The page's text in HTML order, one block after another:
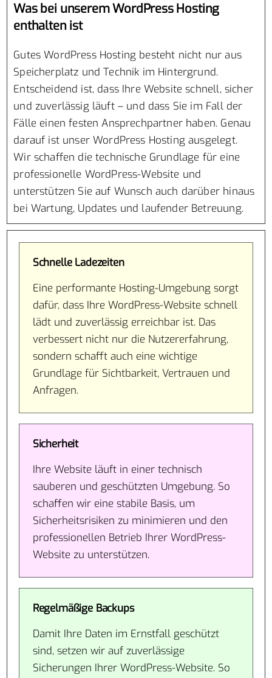
Was bei unserem WordPress Hosting
enthalten ist
Gutes WordPress Hosting besteht nicht nur aus
Speicherplatz und Technik im Hintergrund.
Entscheidend ist, dass Ihre Website schnell, sicher
und zuverlässig läuft – und dass Sie im Fall der
Fälle einen festen Ansprechpartner haben. Genau
darauf ist unser WordPress Hosting ausgelegt.
Wir schaffen die technische Grundlage für eine
professionelle WordPress-Website und
unterstützen Sie auf Wunsch auch darüber hinaus
bei Wartung, Updates und laufender Betreuung.
Schnelle Ladezeiten
Eine performante Hosting-Umgebung sorgt
dafür, dass Ihre WordPress-Website schnell
lädt und zuverlässig erreichbar ist. Das
verbessert nicht nur die Nutzererfahrung,
sondern schafft auch eine wichtige
Grundlage für Sichtbarkeit, Vertrauen und
Anfragen.
Sicherheit
Ihre Website läuft in einer technisch
sauberen und geschützten Umgebung. So
schaffen wir eine stabile Basis, um
Sicherheitsrisiken zu minimieren und den
professionellen Betrieb Ihrer WordPress-
Website zu unterstützen.
Regelmäßige Backups
Damit Ihre Daten im Ernstfall geschützt
sind, setzen wir auf zuverlässige
Sicherungen Ihrer WordPress-Website. So